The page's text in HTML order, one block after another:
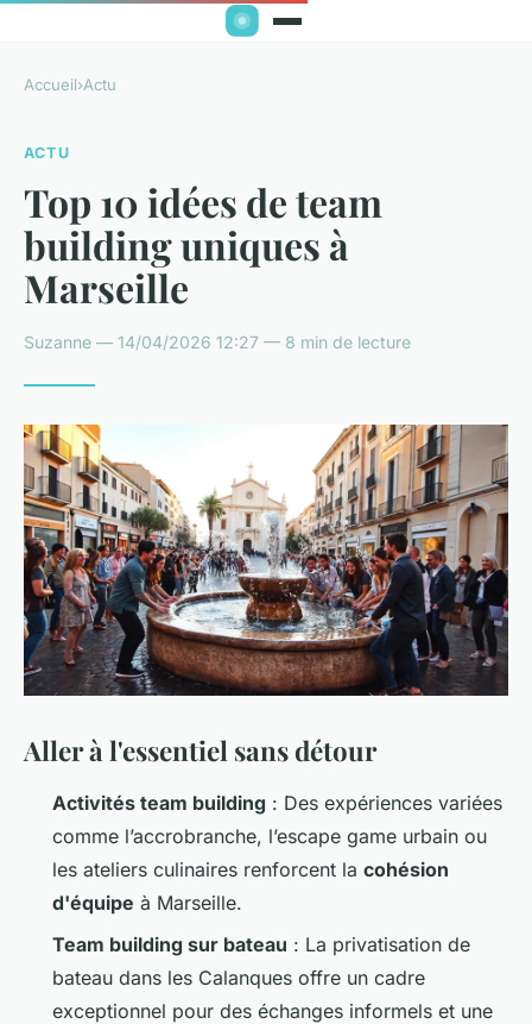
Accueil›Actu
ACTU
Top 10 idées de team
building uniques à
Marseille
Suzanne — 14/04/2026 12:27 — 8 min de lecture
Aller à l'essentiel sans détour
Activités team building : Des expériences variées
comme l’accrobranche, l’escape game urbain ou
les ateliers culinaires renforcent la cohésion
d'équipe à Marseille.
Team building sur bateau : La privatisation de
bateau dans les Calanques offre un cadre
exceptionnel pour des échanges informels et une